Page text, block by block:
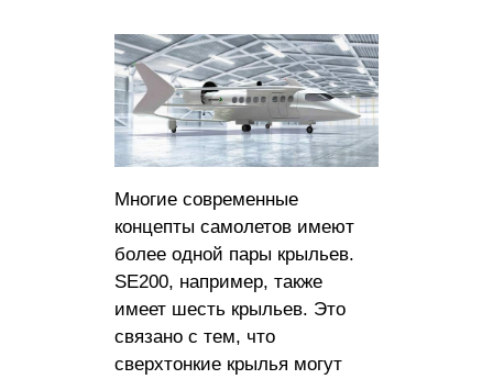
Многие современные
концепты самолетов имеют
более одной пары крыльев.
SE200, например, также
имеет шесть крыльев. Это
связано с тем, что
сверхтонкие крылья могут